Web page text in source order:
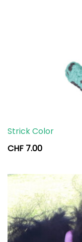
Strick Color
CHF 7.00